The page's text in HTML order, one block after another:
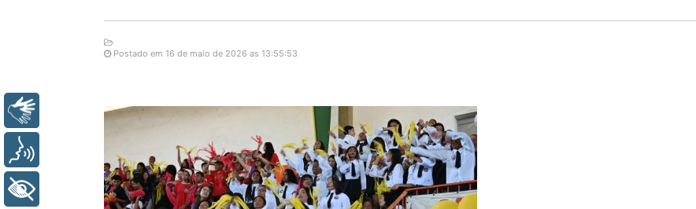
Postado em 16 de maio de 2026 as 13:55:53
+ Acessibilidade